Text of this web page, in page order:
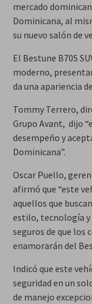
mercado
Dominicana, al
su nuevo salón de
El Bestune B70S
moderno,
da una apariencia
Tommy Terrero,
Grupo Avant, dijo
desempeño y
Dominicana”.
Oscar Puello,
afirmó que “este
aquellos que
estilo, tecnología y
seguros de que los
enamorarán del
Indicó que este
seguridad en un
de manejo